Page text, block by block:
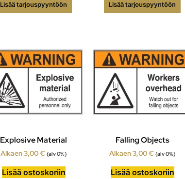
Lisää tarjouspyyntöön Lisää tarjouspyyntöön
Explosive Material
Alkaen3,00€ (alv 0%)
Lisää ostoskoriin
Falling Objects
Alkaen3,00€ (alv 0%)
Lisää ostoskoriin